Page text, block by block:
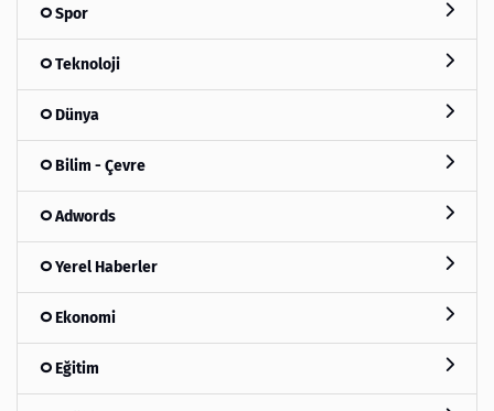
Spor
Teknoloji
Dünya
Bilim - Çevre
Adwords
Yerel Haberler
Ekonomi
Eğitim